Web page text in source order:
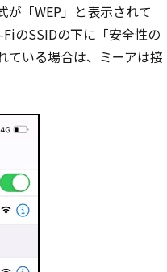
が「WEP」と表示されて
のSSIDの下に「安全性の
ている場合は、ミーアは接